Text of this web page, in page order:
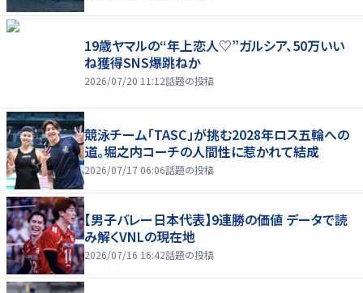
19歳ヤマルの“年上恋人♡”ガルシア、50万いい
ね獲得SNS爆跳ねか
2026/07/20 11:12話題の投稿
競泳チーム「TASC」が挑む2028年ロス五輪への
道。堀之内コーチの人間性に惹かれて結成
2026/07/17 06:06話題の投稿
【男子バレー日本代表】9連勝の価値 データで読
み解くVNLの現在地
2026/07/16 16:42話題の投稿